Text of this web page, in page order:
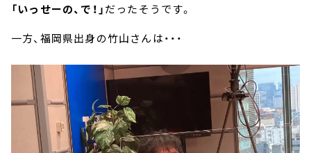
「いっせーの、で！」だったそうです。
一方、福岡県出身の竹山さんは・・・